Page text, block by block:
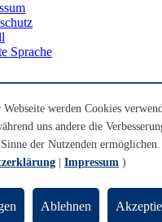
Sprache
Bremen 2026
werden Cookies
uns andere die
der Nutzenden
Impressum )
Ablehnen